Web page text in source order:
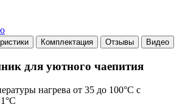
Комплектация Отзывы Видео
для уютного чаепития
нагрева от 35 до 100°С с